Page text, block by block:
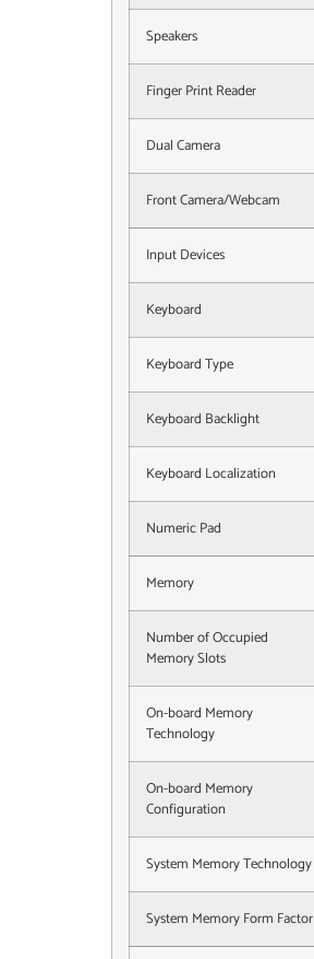
Speakers
Finger Print Reader
Dual Camera
Front Camera/Webcam
Input Devices
Keyboard
Keyboard Type
Keyboard Backlight
Keyboard Localization
Numeric Pad
Memory
Number of Occupied
Memory Slots
On-board Memory
Technology
On-board Memory
Configuration
System Memory Technology
System Memory Form Factor